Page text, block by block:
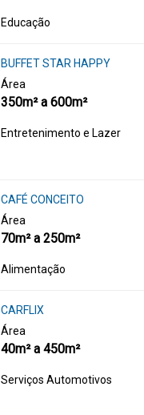
Educação
BUFFET STAR HAPPY
Área
350m² a 600m²
Entretenimento e Lazer
CAFÉ CONCEITO
Área
70m² a 250m²
Alimentação
CARFLIX
Área
40m² a 450m²
Serviços Automotivos